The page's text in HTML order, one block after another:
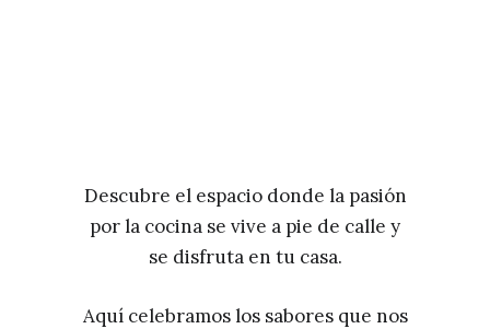
Descubre el espacio donde la pasión
por la cocina se vive a pie de calle y
se disfruta en tu casa.
Aquí celebramos los sabores que nos